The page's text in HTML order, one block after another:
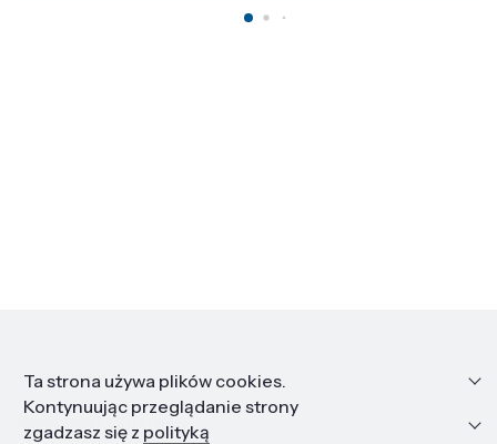
Informacje
Edukacja i kariera
Ta strona używa plików cookies.
Kontynuując przeglądanie strony
zgadzasz się z polityką